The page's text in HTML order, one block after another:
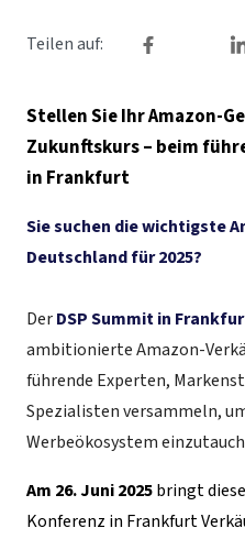
Teilen auf:
Stellen Sie Ihr Amazon-
Zukunftskurs – beim
in Frankfurt
Sie suchen die wichtigste
Deutschland für 2025?
DerDSP Summit in
ambitionierte Amazon-
führende Experten,
Spezialisten versammeln,
Werbeökosystem
Am 26. Juni 2025bringt
Konferenz in Frankfurt